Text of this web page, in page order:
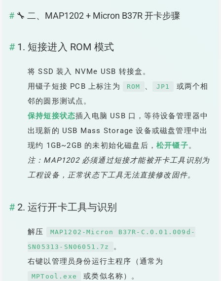
🔧 二、MAP1202 + Micron B37R 开卡步骤
1. 短接进入 ROM 模式
将 SSD 装入 NVMe USB 转接盒。
用镊子短接 PCB 上标注为
ROM 、 JP1
或两个相
邻的圆形测试点。
保持短接状态插入电脑 USB 口，等待设备管理器中
出现新的 USB Mass Storage 设备或磁盘管理中出
现约 1GB~2GB 的未初始化磁盘后， 松开镊子。
注：MAP1202 必须通过短接才能被开卡工具识别为
工程设备，正常状态下工具无法直接修改固件。
2. 运行开卡工具与识别
解压
MAP1202-Micron B37R-C.0.01.009d-
SN05313-SN06051.7z
。
右键以管理员身份运行主程序（通常为
MPTool.exe
或类似名称）。